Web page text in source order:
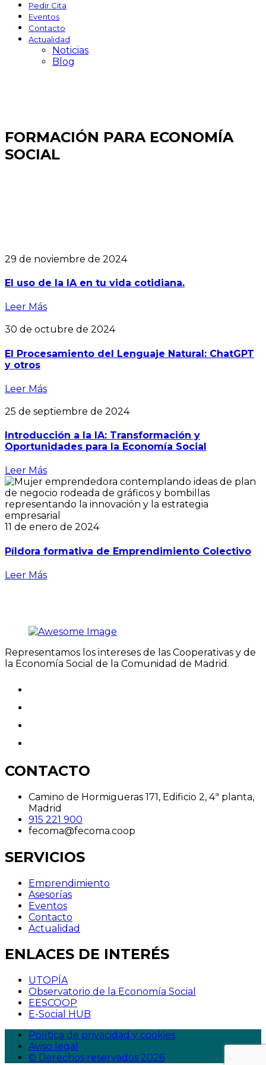
Pedir Cita
Eventos
Contacto
Actualidad
Noticias
Blog
FORMACIÓN PARA ECONOMÍA
SOCIAL
29 de noviembre de 2024
El uso de la IA en tu vida cotidiana.
Leer Más
30 de octubre de 2024
El Procesamiento del Lenguaje Natural: ChatGPT
y otros
Leer Más
25 de septiembre de 2024
Introducción a la IA: Transformación y
Oportunidades para la Economía Social
Leer Más
11 de enero de 2024
Píldora formativa de Emprendimiento Colectivo
Leer Más
Representamos los intereses de las Cooperativas y de
la Economía Social de la Comunidad de Madrid.
CONTACTO
Camino de Hormigueras 171, Edificio 2, 4ª planta,
Madrid
915 221 900
fecoma@fecoma.coop
SERVICIOS
Emprendimiento
Asesorías
Eventos
Contacto
Actualidad
ENLACES DE INTERÉS
UTOPÍA
Observatorio de la Economía Social
EESCOOP
E-Social HUB
Política de privacidad y cookies
Aviso legal
© Derechos reservados 2026